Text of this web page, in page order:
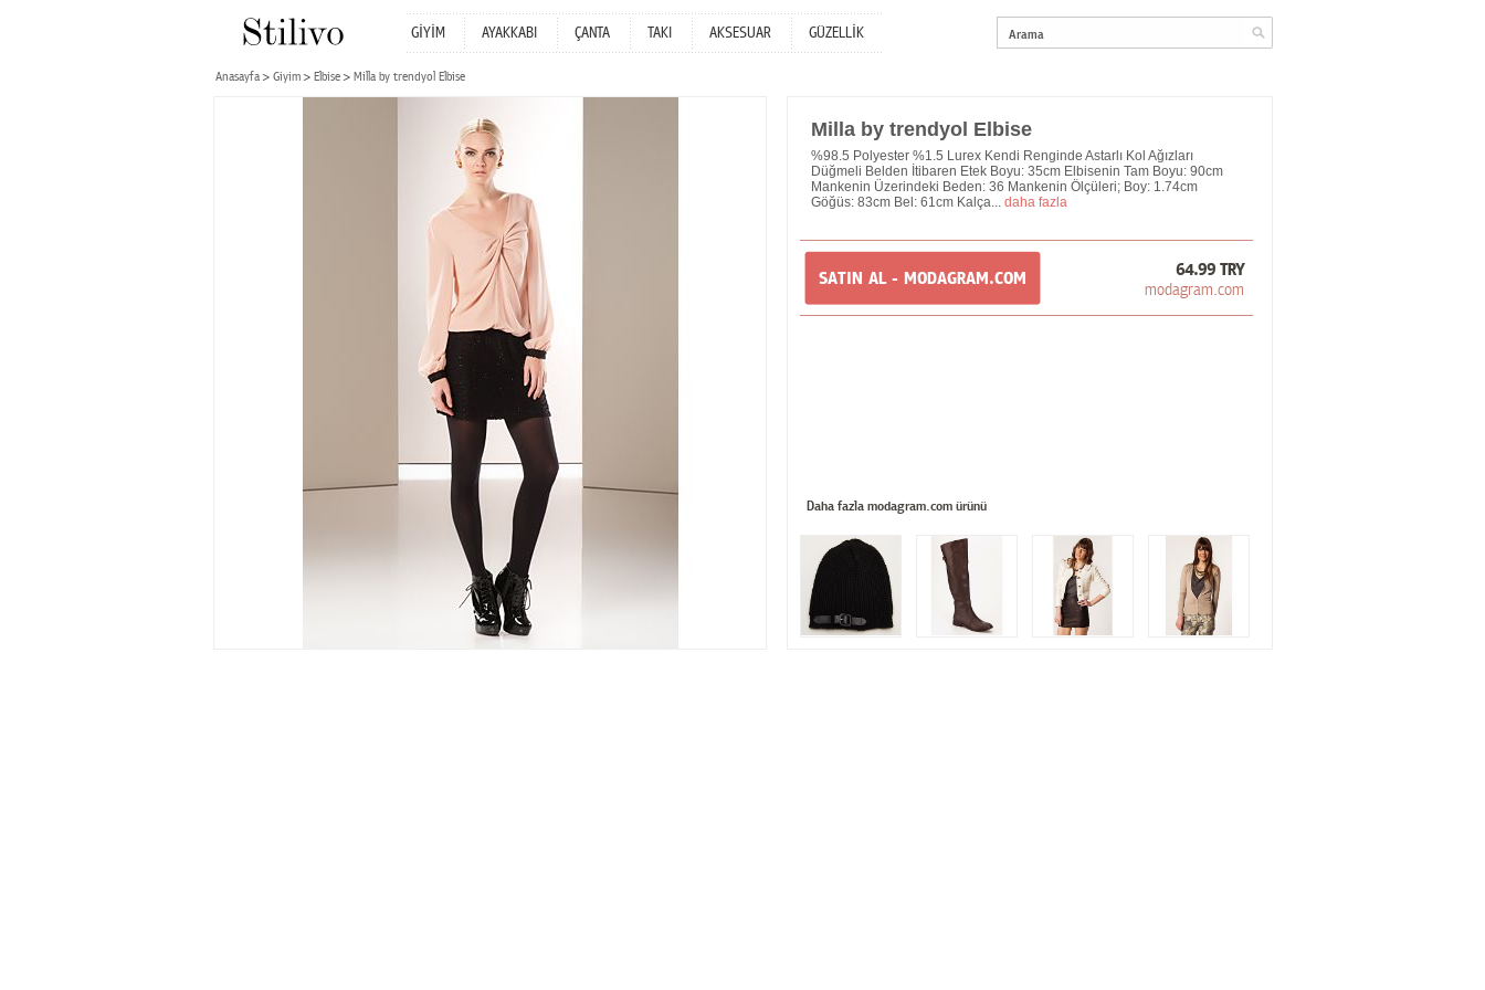
GİYİM AYAKKABI ÇANTA TAKI AKSESUAR GÜZELLİK
Anasayfa Giyim Elbise Milla by trendyol Elbise
Milla by trendyol Elbise
%98.5 Polyester %1.5 Lurex Kendi Renginde Astarlı Kol Ağızları
Düğmeli Belden İtibaren Etek Boyu: 35cm Elbisenin Tam Boyu: 90cm
Mankenin Üzerindeki Beden: 36 Mankenin Ölçüleri; Boy: 1.74cm
Göğüs: 83cm Bel: 61cm Kalça... daha fazla
SATIN AL - MODAGRAM.COM 64.99 TRY
modagram.com
Daha fazla modagram.com ürünü